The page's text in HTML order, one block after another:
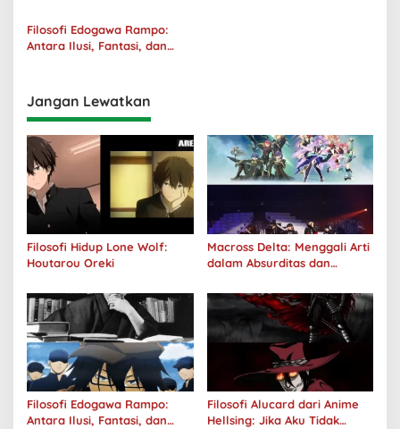
Filosofi Edogawa Rampo:
Antara Ilusi, Fantasi, dan
Jangan Lewatkan
Filosofi Hidup Lone Wolf:
Houtarou Oreki
Macross Delta: Menggali Arti
dalam Absurditas dan
Filosofi Edogawa Rampo:
Antara Ilusi, Fantasi, dan
Filosofi Alucard dari Anime
Hellsing: Jika Aku Tidak